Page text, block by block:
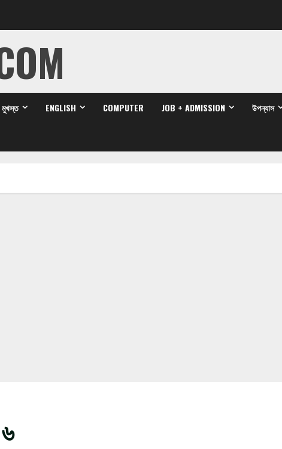
মুখস্ত ENGLISH COMPUTER JOB + ADMISSION উপন্যাস